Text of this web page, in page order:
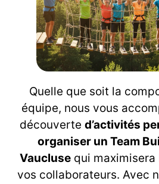
Quelle que soit la
équipe, nous vous
découverte d’activités
organiser un Team
Vauclusequi maximisera
vos collaborateurs. Avec